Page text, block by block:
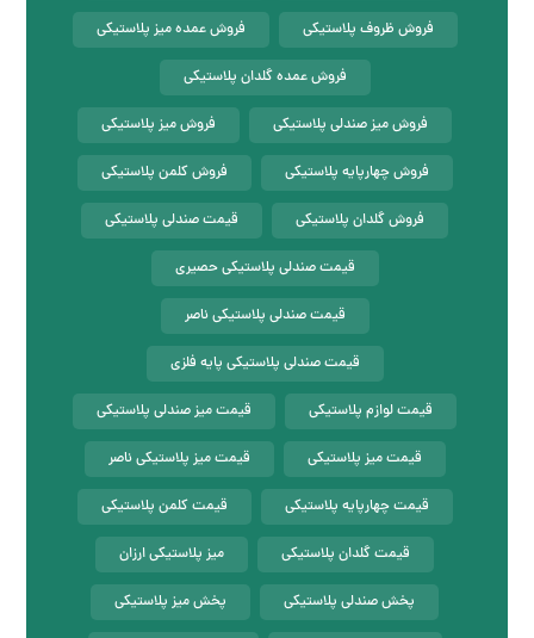
فروش ظروف پلاستیکی فروش عمده میز پلاستیکی
فروش عمده گلدان پلاستیکی
فروش میز صندلی پلاستیکی فروش میز پلاستیکی
فروش چهارپایه پلاستیکی فروش کلمن پلاستیکی
فروش گلدان پلاستیکی قیمت صندلی پلاستیکی
قیمت صندلی پلاستیکی حصیری
قیمت صندلی پلاستیکی ناصر
قیمت صندلی پلاستیکی پایه فلزی
قیمت لوازم پلاستیکی قیمت میز صندلی پلاستیکی
قیمت میز پلاستیکی قیمت میز پلاستیکی ناصر
قیمت چهارپایه پلاستیکی قیمت کلمن پلاستیکی
قیمت گلدان پلاستیکی میز پلاستیکی ارزان
پخش صندلی پلاستیکی پخش میز پلاستیکی